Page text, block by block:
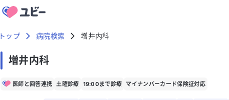
トップ 病院検索 増井内科
増井内科
医師と回答連携 土曜診療 19:00まで診療 マイナンバーカード保険証対応